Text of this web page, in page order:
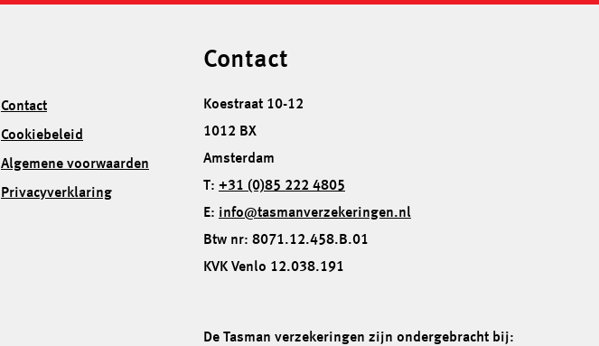
Contact
Cookiebeleid
Algemene voorwaarden
Privacyverklaring
Contact
Koestraat 10-12
1012 BX
Amsterdam
T: +31 (0)85 222 4805
E: info@tasmanverzekeringen.nl
Btw nr: 8071.12.458.B.01
KVK Venlo 12.038.191
De Tasman verzekeringen zijn ondergebracht bij: